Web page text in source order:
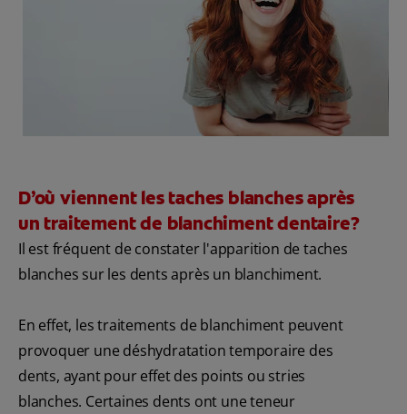
BILAN DE SANTÉ BUCCO-DENTAIRE
RECHERCHE DES SOLUTIONS IDÉALES
BE (FR)
D’où viennent les taches blanches après
un traitement de blanchiment dentaire?
Il est fréquent de constater l'apparition de taches
blanches sur les dents après un blanchiment.
En effet, les traitements de blanchiment peuvent
provoquer une déshydratation temporaire des
dents, ayant pour effet des points ou stries
blanches. Certaines dents ont une teneur